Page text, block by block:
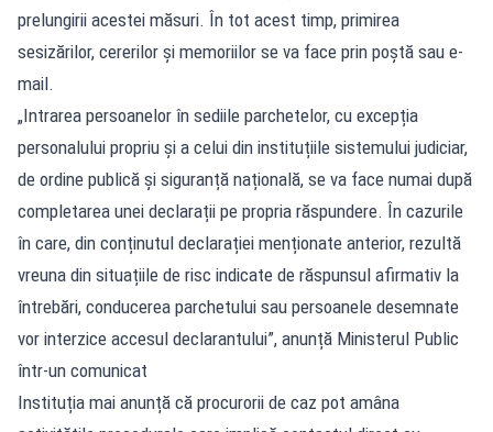
prelungirii acestei măsuri. În tot acest timp, primirea
sesizărilor, cererilor și memoriilor se va face prin poștă sau e-
mail.
„Intrarea persoanelor în sediile parchetelor, cu excepția
personalului propriu și a celui din instituțiile sistemului judiciar,
de ordine publică și siguranță națională, se va face numai după
completarea unei declarații pe propria răspundere. În cazurile
în care, din conținutul declarației menționate anterior, rezultă
vreuna din situațiile de risc indicate de răspunsul afirmativ la
întrebări, conducerea parchetului sau persoanele desemnate
vor interzice accesul declarantului”, anunță Ministerul Public
într-un comunicat
Instituția mai anunță că procurorii de caz pot amâna